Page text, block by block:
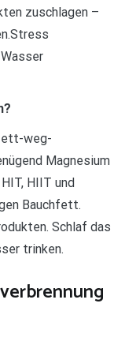
zuschlagen –
weg-
Magnesium
HIIT und
Bauchfett.
Schlaf das
trinken.